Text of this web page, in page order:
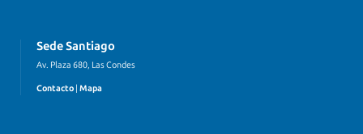
Sede Santiago
Av. Plaza 680, Las Condes
Contacto Mapa